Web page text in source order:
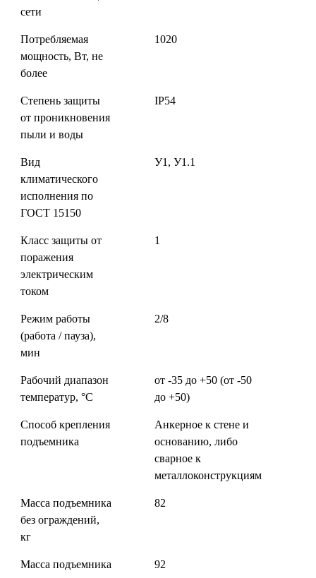
сети
Потребляемая
мощность, Вт, не
более
1020
Степень защиты
от проникновения
пыли и воды
IP54
Вид
климатического
исполнения по
ГОСТ 15150
У1, У1.1
Класс защиты от
поражения
электрическим
током
1
Режим работы
(работа / пауза),
мин
2/8
Рабочий диапазон
температур, °C
от -35 до +50 (от -50
до +50)
Способ крепления
подъемника
Анкерное к стене и
основанию, либо
сварное к
металлоконструкциям
Масса подъемника
без ограждений,
кг
82
Масса подъемника
92